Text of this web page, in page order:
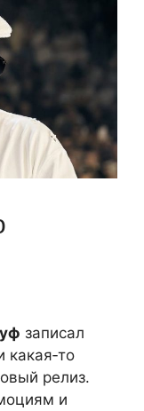
записал
какая‑то
релиз.
и